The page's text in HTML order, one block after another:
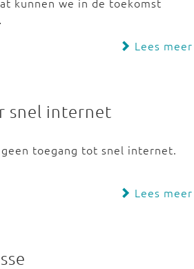
Lees meer
snel internet
toegang tot snel internet.
Lees meer